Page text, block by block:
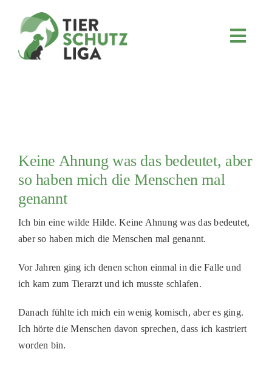
FÖRDERN & VERERBEN
TIERHEIMTIERE
TIERHEIME
PATENSCHAFTEN
HELFER WERDEN
Keine Ahnung was das bedeutet, aber
so haben mich die Menschen mal
genannt
Ich bin eine wilde Hilde. Keine Ahnung was das bedeutet,
aber so haben mich die Menschen mal genannt.
Vor Jahren ging ich denen schon einmal in die Falle und
ich kam zum Tierarzt und ich musste schlafen.
Danach fühlte ich mich ein wenig komisch, aber es ging.
Ich hörte die Menschen davon sprechen, dass ich kastriert
worden bin.